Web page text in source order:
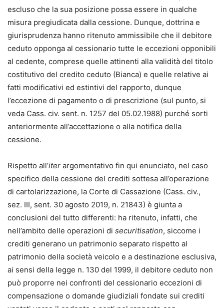
escluso che la sua posizione possa essere in qualche
misura pregiudicata dalla cessione. Dunque, dottrina e
giurisprudenza hanno ritenuto ammissibile che il debitore
ceduto opponga al cessionario tutte le eccezioni opponibili
al cedente, comprese quelle attinenti alla validità del titolo
costitutivo del credito ceduto (Bianca) e quelle relative ai
fatti modificativi ed estintivi del rapporto, dunque
l’eccezione di pagamento o di prescrizione (sul punto, si
veda Cass. civ. sent. n. 1257 del 05.02.1988) purché sorti
anteriormente all’accettazione o alla notifica della
cessione.
Rispetto all’iter argomentativo fin qui enunciato, nel caso
specifico della cessione del crediti sottesa all’operazione
di cartolarizzazione, la Corte di Cassazione (Cass. civ.,
sez. III, sent. 30 agosto 2019, n. 21843) è giunta a
conclusioni del tutto differenti: ha ritenuto, infatti, che
nell’ambito delle operazioni di securitisation, siccome i
crediti generano un patrimonio separato rispetto al
patrimonio della società veicolo e a destinazione esclusiva,
ai sensi della legge n. 130 del 1999, il debitore ceduto non
può proporre nei confronti del cessionario eccezioni di
compensazione o domande giudiziali fondate sui crediti